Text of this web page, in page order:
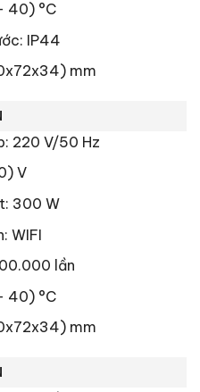
40) °C
IP44
mm
220 V/50 Hz
V
300 W
WIFI
lần
40) °C
mm